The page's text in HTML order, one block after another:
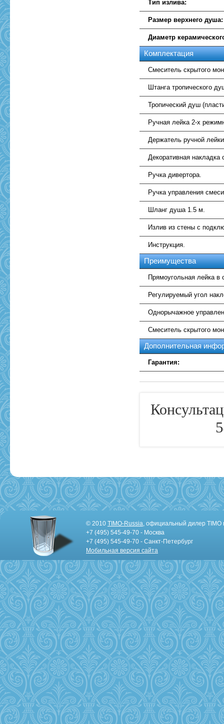
Тип излива:
Размер верхнего душа:
Диаметр
Комплектация
Смеситель скрытого
Штанга тропического
Тропический душ
Ручная лейка 2-х
Держатель ручной
Декоративная накладка
Ручка дивертора.
Ручка управления
Шланг душа 1.5 м.
Излив из стены с
Инструкция.
Преимущества
Прямоугольная лейка в
Регулируемый угол
Однорычажное
Смеситель скрытого
Дополнительная
Гарантия:
© 2010 TIMO-Russia, официальный дилер TIMO
+7 (495) 545-49-70 - Москва
+7 (495) 545-49-70 - Санкт-Петербург
Мобильная версия сайта